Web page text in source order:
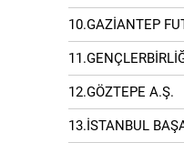
10.GAZİANTEP
12.GÖZTEPE A.Ş.
13.İSTANBUL